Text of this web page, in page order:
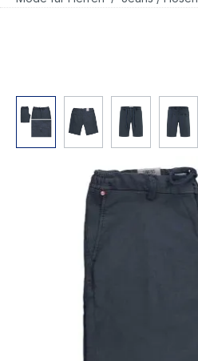
Bildergalerie überspringen